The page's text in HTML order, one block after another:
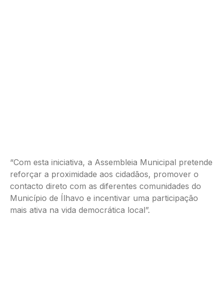
“Com esta iniciativa, a Assembleia Municipal pretende
reforçar a proximidade aos cidadãos, promover o
contacto direto com as diferentes comunidades do
Município de Ílhavo e incentivar uma participação
mais ativa na vida democrática local”.